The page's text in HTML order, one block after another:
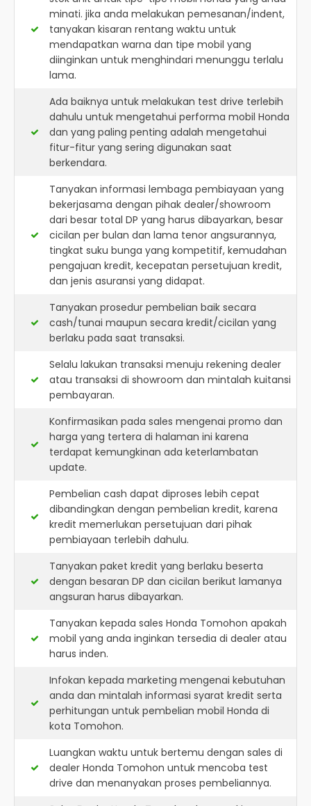
minati. jika anda melakukan pemesanan/indent,
tanyakan kisaran rentang waktu untuk
mendapatkan warna dan tipe mobil yang
diinginkan untuk menghindari menunggu terlalu
lama.
Ada baiknya untuk melakukan test drive terlebih
dahulu untuk mengetahui performa mobil Honda
dan yang paling penting adalah mengetahui
fitur-fitur yang sering digunakan saat
berkendara.
Tanyakan informasi lembaga pembiayaan yang
bekerjasama dengan pihak dealer/showroom
dari besar total DP yang harus dibayarkan, besar
cicilan per bulan dan lama tenor angsurannya,
tingkat suku bunga yang kompetitif, kemudahan
pengajuan kredit, kecepatan persetujuan kredit,
dan jenis asuransi yang didapat.
Tanyakan prosedur pembelian baik secara
cash/tunai maupun secara kredit/cicilan yang
berlaku pada saat transaksi.
Selalu lakukan transaksi menuju rekening dealer
atau transaksi di showroom dan mintalah kuitansi
pembayaran.
Konfirmasikan pada sales mengenai promo dan
harga yang tertera di halaman ini karena
terdapat kemungkinan ada keterlambatan
update.
Pembelian cash dapat diproses lebih cepat
dibandingkan dengan pembelian kredit, karena
kredit memerlukan persetujuan dari pihak
pembiayaan terlebih dahulu.
Tanyakan paket kredit yang berlaku beserta
dengan besaran DP dan cicilan berikut lamanya
angsuran harus dibayarkan.
Tanyakan kepada sales Honda Tomohon apakah
mobil yang anda inginkan tersedia di dealer atau
harus inden.
Infokan kepada marketing mengenai kebutuhan
anda dan mintalah informasi syarat kredit serta
perhitungan untuk pembelian mobil Honda di
kota Tomohon.
Luangkan waktu untuk bertemu dengan sales di
dealer Honda Tomohon untuk mencoba test
drive dan menanyakan proses pembeliannya.